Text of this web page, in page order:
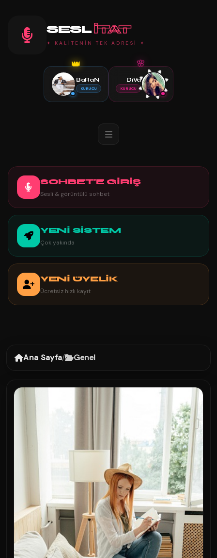
SESL ITAT
✦ KALİTENİN TEK ADRESİ ✦
👑
BaRaN
KURUCU
🌸
DiVa
KURUCU
SOHBET'E GİRİŞ
Sesli & görüntülü sohbet
YENİ SİSTEM
Çok yakında
YENİ ÜYELİK
Ücretsiz hızlı kayıt
Ana Sayfa/ Genel